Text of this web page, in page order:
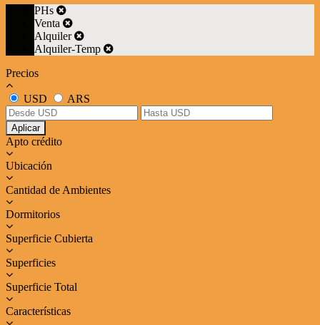
PHs
Venta
Alquiler
Alquiler-Temp
Precios
USD ARS
Aplicar
Apto crédito
Ubicación
Cantidad de Ambientes
Dormitorios
Superficie Cubierta
Superficies
Superficie Total
Características